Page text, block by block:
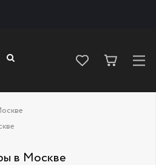
в Москве